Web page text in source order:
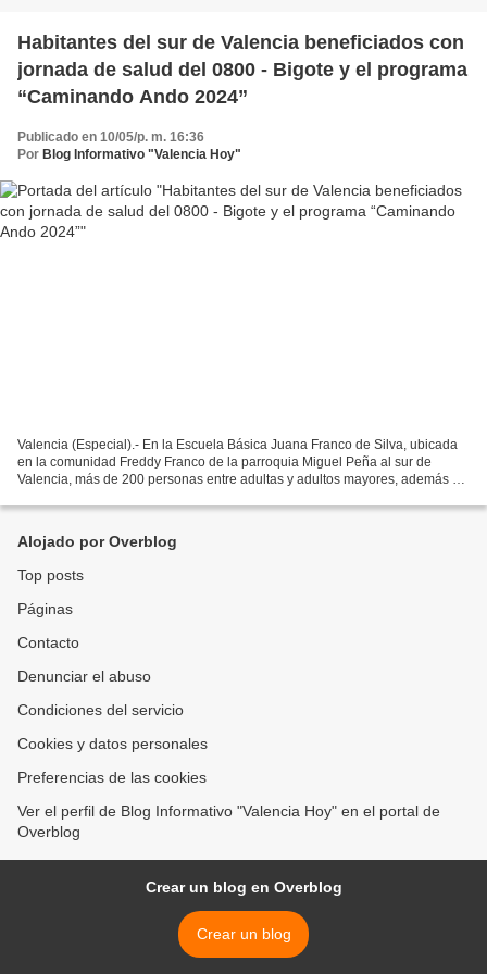
Habitantes del sur de Valencia beneficiados con
jornada de salud del 0800 - Bigote y el programa
“Caminando Ando 2024”
Publicado en 10/05/p. m. 16:36
Por Blog Informativo "Valencia Hoy"
Valencia (Especial).- En la Escuela Básica Juana Franco de Silva, ubicada
en la comunidad Freddy Franco de la parroquia Miguel Peña al sur de
Valencia, más de 200 personas entre adultas y adultos mayores, además de
Alojado por Overblog
Top posts
Páginas
Contacto
Denunciar el abuso
Condiciones del servicio
Cookies y datos personales
Preferencias de las cookies
Ver el perfil de Blog Informativo "Valencia Hoy" en el portal de
Overblog
Crear un blog en Overblog
Crear un blog